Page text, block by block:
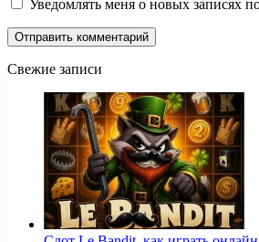
Уведомлять меня о новых записях
Свежие записи